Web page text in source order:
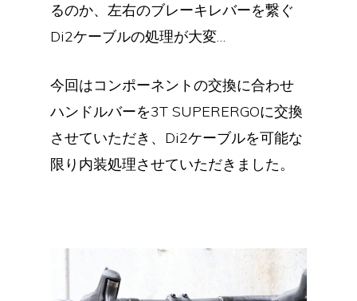
るのか、左右のブレーキレバーを繋ぐ
Di2ケーブルの処理が大変…
今回はコンポーネントの交換に合わせ
ハンドルバーを3T SUPERERGOに交換
させていただき、Di2ケーブルを可能な
限り内装処理させていただきました。